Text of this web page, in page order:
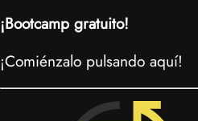
¡Bootcamp gratuito!
¡Comiénzalo pulsando aquí!